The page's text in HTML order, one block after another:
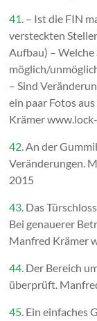
41. – Ist die FIN
versteckten
Aufbau) – Welche
möglich/
– Sind
ein paar Fotos
Krämer
42.An der
Veränderungen.
2015
43. Das
Bei genauerer
Manfred Krämer
44. Der Bereich
überprüft.
45. Ein einfaches